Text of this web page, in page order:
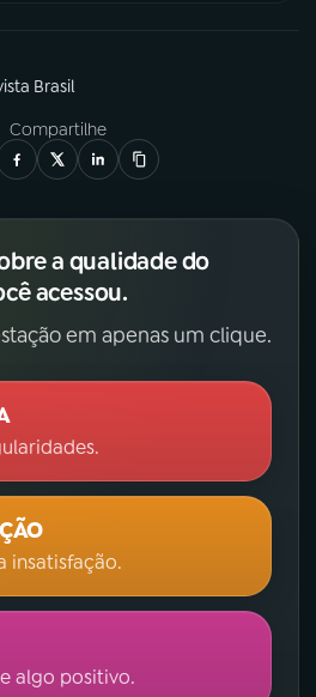
Brasil
Compartilhe
a qualidade do
acessou.
em apenas um clique.
insatisfação.
algo positivo.